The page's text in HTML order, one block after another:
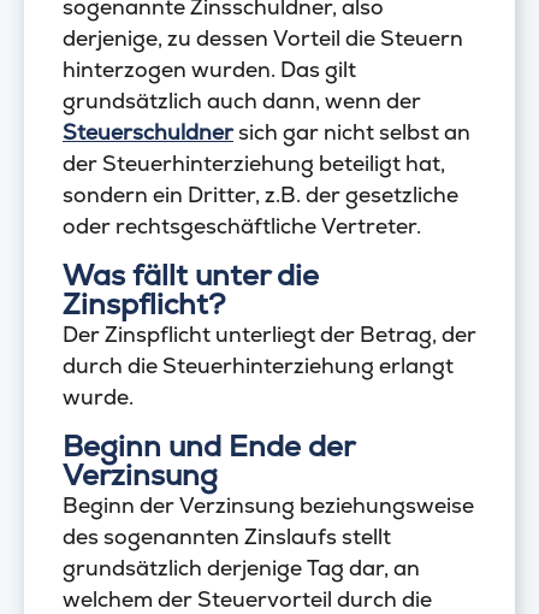
sogenannte Zinsschuldner, also
derjenige, zu dessen Vorteil die Steuern
hinterzogen wurden. Das gilt
grundsätzlich auch dann, wenn der
Steuerschuldnersich gar nicht selbst an
der Steuerhinterziehung beteiligt hat,
sondern ein Dritter, z.B. der gesetzliche
oder rechtsgeschäftliche Vertreter.
Was fällt unter die
Zinspflicht?
Der Zinspflicht unterliegt der Betrag, der
durch die Steuerhinterziehung erlangt
wurde.
Beginn und Ende der
Verzinsung
Beginn der Verzinsung beziehungsweise
des sogenannten Zinslaufs stellt
grundsätzlich derjenige Tag dar, an
welchem der Steuervorteil durch die